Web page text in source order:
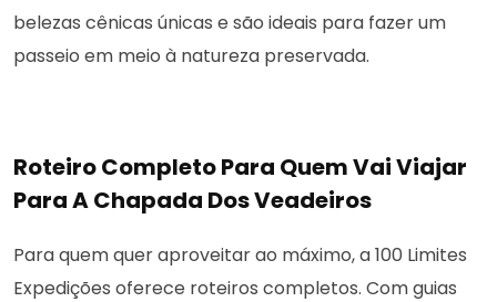
belezas cênicas únicas e são ideais para fazer um
passeio em meio à natureza preservada.
Roteiro Completo Para Quem Vai Viajar
Para A Chapada Dos Veadeiros
Para quem quer aproveitar ao máximo, a 100 Limites
Expedições oferece roteiros completos. Com guias